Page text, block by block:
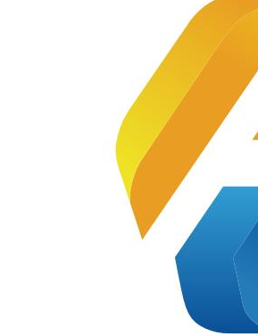
开
主
集
副
暂